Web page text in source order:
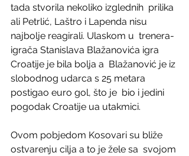
tada stvorila nekoliko izglednih  prilika
ali Petrlić, Laštro i Lapenda nisu
najbolje reagirali. Ulaskom u  trenera-
igrača Stanislava Blažanovića igra
Croatije je bila bolja a  Blažanović je iz
slobodnog udarca s 25 metara
postigao euro gol, što je  bio i jedini
pogodak Croatije ua utakmici.
Ovom pobjedom Kosovari su bliže
ostvarenju cilja a to je žele sa  svojom